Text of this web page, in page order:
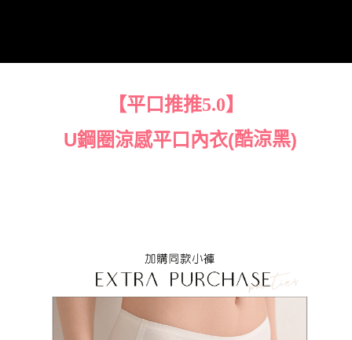
【平口推推5.0】
U鋼圈涼感平口內衣​(酷涼黑)